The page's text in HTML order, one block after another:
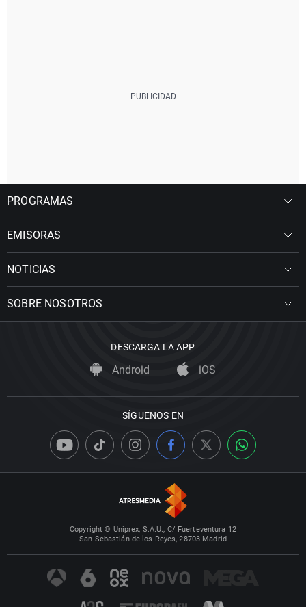
PROGRAMAS
EMISORAS
NOTICIAS
SOBRE NOSOTROS
DESCARGA LA APP
Android iOS
SÍGUENOS EN
Copyright © Uniprex, S.A.U., C/ Fuerteventura 12
San Sebastián de los Reyes, 28703 Madrid